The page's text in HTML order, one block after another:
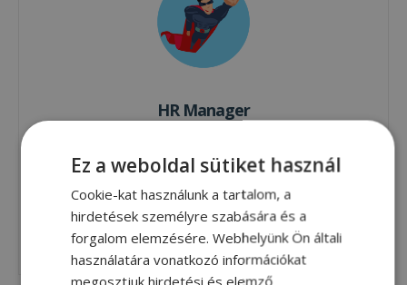
HR Manager
A furbify-nál a megújulás és a fejlődés nem csak cél,
gyorsan növekvő, nemzetközi környezetben
működő vállalat vagyunk, ahol a HR valódi üzleti
partnerként van jelen, és aktív szerepet játszik a
szervezet fejlődésében.
Következő
Ez a weboldal sütiket használ
Cookie-kat használunk a tartalom, a
hirdetések személyre szabására és a
forgalom elemzésére. Webhelyünk Ön általi
használatára vonatkozó információkat
megosztjuk hirdetési és elemző